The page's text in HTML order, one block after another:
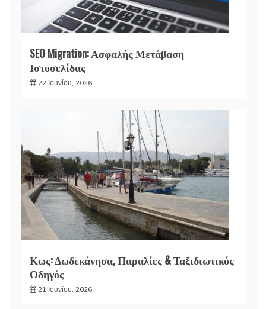
SEO Migration: Ασφαλής Μετάβαση
Ιστοσελίδας
22 Ιουνίου, 2026
Κως: Δωδεκάνησα, Παραλίες & Ταξιδιωτικός
Οδηγός
21 Ιουνίου, 2026